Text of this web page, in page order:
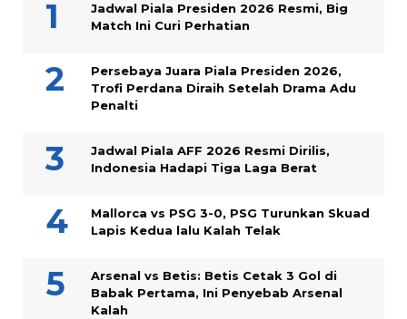
Jadwal Piala Presiden 2026 Resmi, Big
Match Ini Curi Perhatian
Persebaya Juara Piala Presiden 2026,
Trofi Perdana Diraih Setelah Drama Adu
Penalti
Jadwal Piala AFF 2026 Resmi Dirilis,
Indonesia Hadapi Tiga Laga Berat
Mallorca vs PSG 3-0, PSG Turunkan Skuad
Lapis Kedua lalu Kalah Telak
Arsenal vs Betis: Betis Cetak 3 Gol di
Babak Pertama, Ini Penyebab Arsenal
Kalah